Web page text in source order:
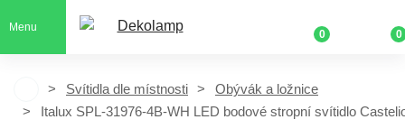
Menu
0 0
Svítidla dle místnosti
Obývák a ložnice
Italux SPL-31976-4B-WH LED bodové stropní svítidlo